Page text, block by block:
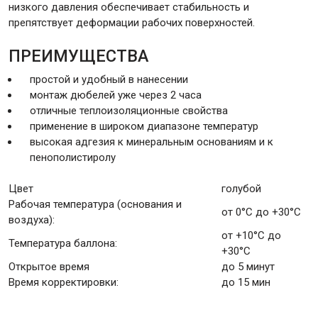
низкого давления обеспечивает стабильность и
препятствует деформации рабочих поверхностей.
ПРЕИМУЩЕСТВА
простой и удобный в нанесении
монтаж дюбелей уже через 2 часа
отличные теплоизоляционные свойства
применение в широком диапазоне температур
высокая адгезия к минеральным основаниям и к
пенополистиролу
Цвет
голубой
Рабочая температура (основания и
воздуха):
от 0°C до +30°C
Температура баллона:
от +10°C до
+30°C
Открытое время
до 5 минут
Время корректировки:
до 15 мин
Монтажные ленты
Канаты, шнуры
Всё для дома и сада
Товары для бани и сауны
Оборудование для клининга и уборки